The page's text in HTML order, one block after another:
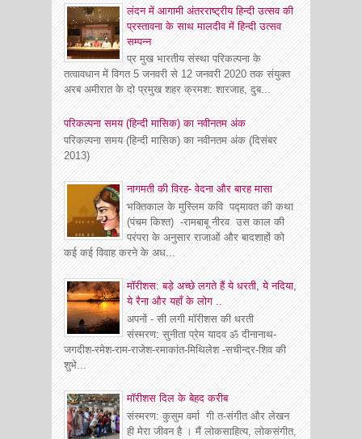
लंदन में आगामी अंतरराष्ट्रीय हिन्दी उत्सव की
प्रस्तावना के साथ मालदीव में हिन्दी उत्सव
सम्पन्न
प्र मुख भारतीय संस्था परिकल्पना के
तत्वावधान में विगत 5 जनवरी से 12 जनवरी 2020 तक संयुक्त
अरब अमीरात के दो प्रमुख शहर क्रमश: शारजाह, दुब...
परिकल्पना समय (हिन्दी मासिक) का नवीनतम अंक
परिकल्पना समय (हिन्दी मासिक) का नवीनतम अंक (दिसंबर
2013)
नागमती की विरह- वेदना और बारह मासा
भक्तिकाल के मुस्लिम कवि पद्मावत की कथा
(पंचम किश्त) -रामबाबू नीरव उस काल की
परंपरा के अनुसार राजाओं और बादशाहों को
कई कई विवाह करने के अध...
मॉरीशस: बड़े अच्छे लगते हैं ये धरती, ये नदिया,
ये रैना और यहाँ के लोग ..
अपनों - सी लगी मॉरीशस की धरती
संस्मरण: सुनीता प्रेम यादव ॐ दीनानाथ-
जगदीश-रमेश-राम-राजेश-रमाकांत-मिथिलेश -सचीन्द्र-शिव की
शुभे...
माॅरीशस दिल के बेहद करीब
संस्मरण: कुसुम वर्मा गी त-संगीत और लेखन
ही मेरा जीवन है । मैं लोकसाहित्य, लोकसंगीत,